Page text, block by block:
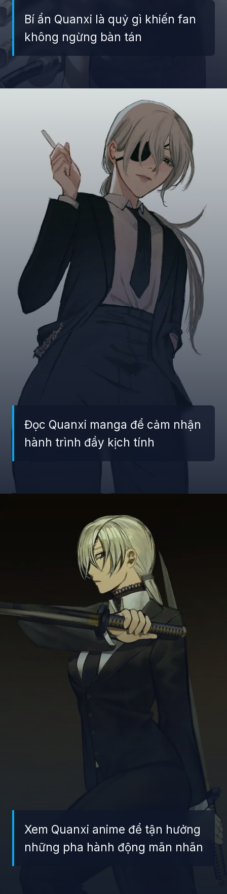
Bí ẩn Quanxi là quỷ gì khiến fan
không ngừng bàn tán
https://giaydabonghana.com/quanxi
Đọc Quanxi manga để cảm nhận
hành trình đầy kịch tính
Xem Quanxi anime để tận hưởng
những pha hành động mãn nhãn